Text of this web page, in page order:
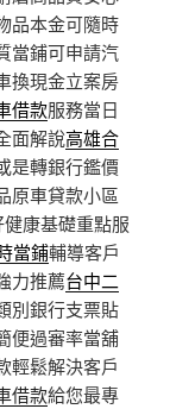
品本金可隨時
當鋪可申請汽
換現金立案房
借款服務當日
面解說高雄合
是轉銀行鑑價
原車貸款小區
康基礎重點服
當鋪輔導客戶
力推薦台中二
別銀行支票貼
便過審率當舖
輕鬆解決客戶
借款給您最專